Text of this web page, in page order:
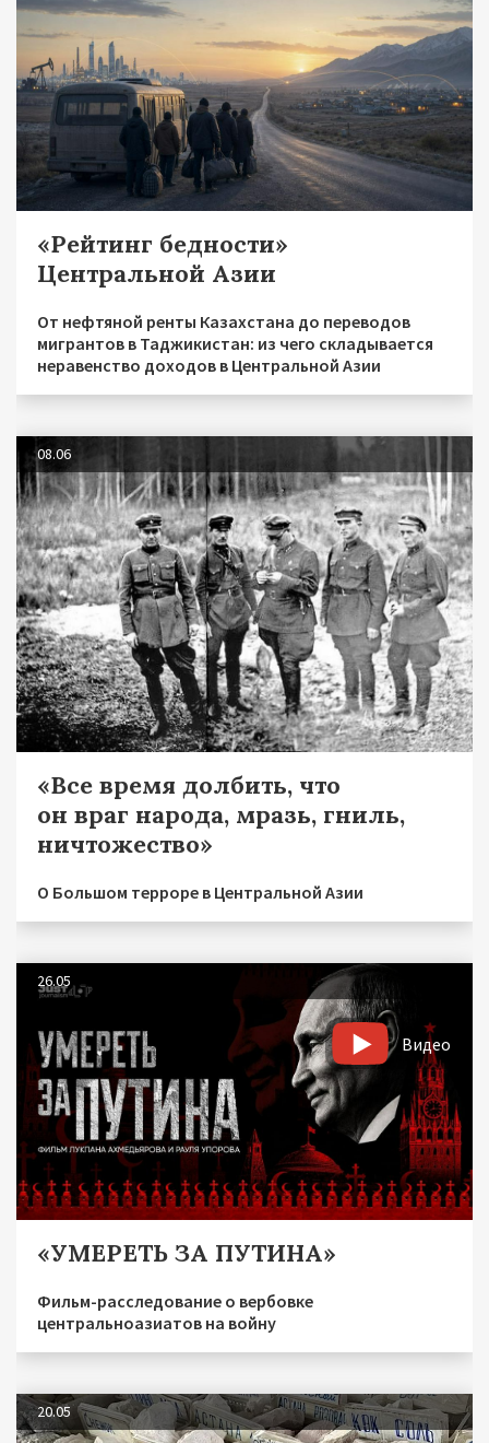
«Рейтинг бедности»
Центральной Азии
От нефтяной ренты Казахстана до переводов
мигрантов в Таджикистан: из чего складывается
неравенство доходов в Центральной Азии
08.06
«Все время долбить, что
он враг народа, мразь, гниль,
ничтожество»
О Большом терроре в Центральной Азии
26.05
Видео
«УМЕРЕТЬ ЗА ПУТИНА»
Фильм-расследование о вербовке
центральноазиатов на войну
20.05